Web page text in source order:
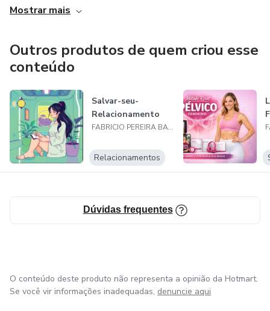
Mostrar mais
Outros produtos de quem criou esse
conteúdo
Salvar-seu-
Relacionamento
FABRICIO PEREIRA BATISTA
Relacionamentos
Dúvidas frequentes
O conteúdo deste produto não representa a opinião da Hotmart.
Se você vir informações inadequadas, denuncie aqui